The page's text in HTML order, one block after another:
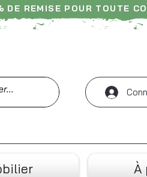
REMISE POUR TOUTE
À
Livraison France,